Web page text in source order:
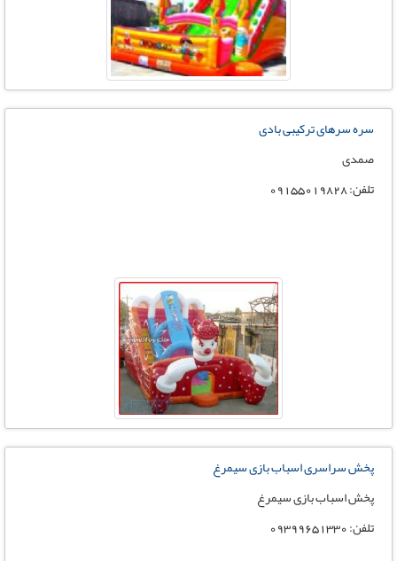
سره سرهای ترکیبی بادی
صمدی
تلفن: 09155019828
پخش سراسری اسباب بازی سیمرغ
پخش اسباب بازی سیمرغ
تلفن: 09399651330